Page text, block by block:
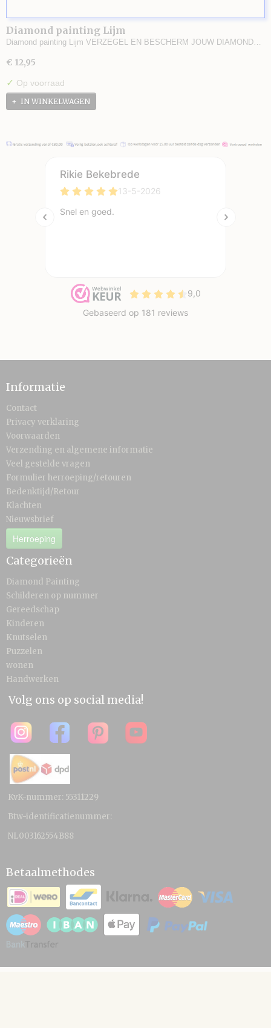
Diamond painting Lijm
Diamond painting Lijm VERZEGEL EN BESCHERM JOUW DIAMOND…
€ 12,95
✓ Op voorraad
IN WINKELWAGEN
Informatie
Contact
Privacy verklaring
Voorwaarden
Verzending en algemene informatie
Veel gestelde vragen
Formulier herroeping/retouren
Bedenktijd/Retour
Klachten
Nieuwsbrief
Herroeping
Categorieën
Diamond Painting
Schilderen op nummer
Gereedschap
Kinderen
Knutselen
Puzzelen
wonen
Handwerken
Volg ons op social media!
KvK-nummer: 55311229
Btw-identificatienummer:
NL003162554B88
Betaalmethodes